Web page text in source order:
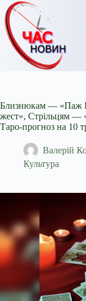
Перейти
до
вмісту
Близнюкам — «Паж
жест», Стрільцям —
Таро-прогноз на 10
Валерій
Культура